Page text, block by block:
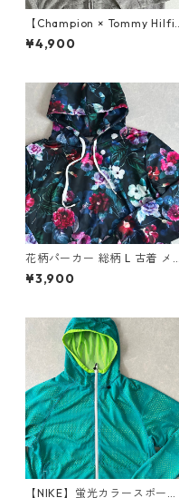
【Champion × Tommy
er】リバースウィーブロゴプ
リント裏毛スウェットジップ
¥4,900
花柄パーカー 総柄 L 古着 メン
ズ
¥3,900
【NIKE】蛍光カラースポーテ